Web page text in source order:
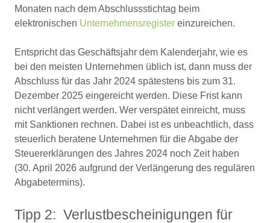
Monaten nach dem Abschlussstichtag beim
elektronischen Unternehmensregister einzureichen.
Entspricht das Geschäftsjahr dem Kalenderjahr, wie es
bei den meisten Unternehmen üblich ist, dann muss der
Abschluss für das Jahr 2024 spätestens bis zum 31.
Dezember 2025 eingereicht werden. Diese Frist kann
nicht verlängert werden. Wer verspätet einreicht, muss
mit Sanktionen rechnen. Dabei ist es unbeachtlich, dass
steuerlich beratene Unternehmen für die Abgabe der
Steuererklärungen des Jahres 2024 noch Zeit haben
(30. April 2026 aufgrund der Verlängerung des regulären
Abgabetermins).
Tipp 2: Verlustbescheinigungen für